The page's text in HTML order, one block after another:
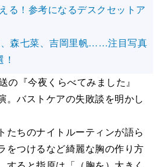
る！参考になるデスクセットア
森七菜、吉岡里帆……注目写真
『今夜くらべてみました』
。バストケアの失敗談を明かし
ちのナイトルーティンが語ら
をつけるなど綺麗な胸の作り方